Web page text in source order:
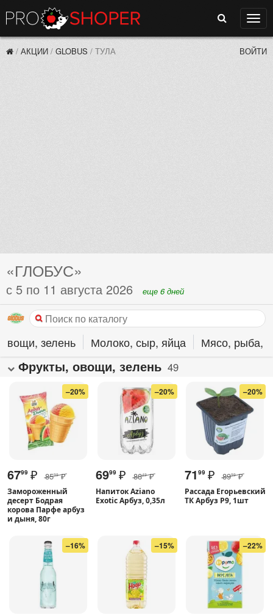
Поиск
/ АКЦИИ / GLOBUS / ТУЛА ВОЙТИ
«ГЛОБУС»
с 5 по 11 августа 2026 еще 6 дней
зелень Молоко, сыр, яйца Мясо, рыба,
Фрукты, овощи, зелень 49
–20%
6799 ₽ 8599 ₽
Замороженный
десерт Бодрая
корова Парфе арбуз
и дыня, 80г
–20%
6999 ₽ 8849 ₽
Напиток Aziano
Exotic Арбуз, 0,35л
–20%
71 99 ₽ 8999 ₽
Рассада Егорьевский
ТК Арбуз Р9, 1шт
–16% –15% –22%